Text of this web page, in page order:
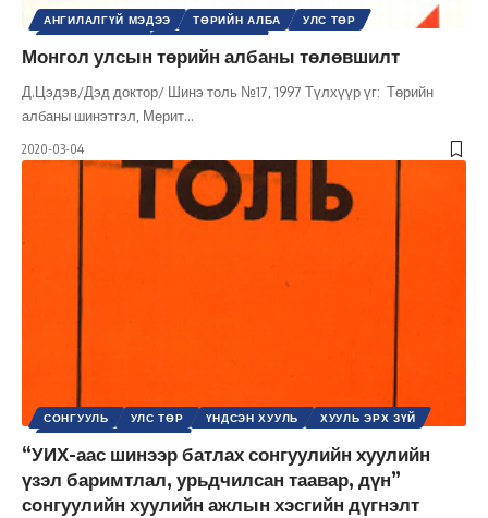
АНГИЛАЛГҮЙ МЭДЭЭ ТӨРИЙН АЛБА
УЛС ТӨР
Монгол улсын төрийн албаны төлөвшилт
Д.Цэдэв/Дэд доктор/ Шинэ толь №17, 1997 Түлхүүр үг: Төрийн
албаны шинэтгэл, Мерит…
2020-03-04
СОНГУУЛЬ УЛС ТӨР ҮНДСЭН ХУУЛЬ
ХУУЛЬ ЭРХ ЗҮЙ
“УИХ-аас шинээр батлах сонгуулийн хуулийн
үзэл баримтлал, урьдчилсан таавар, дүн”
сонгуулийн хуулийн ажлын хэсгийн дүгнэлт